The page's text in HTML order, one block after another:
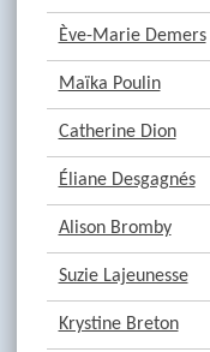
Ève-Marie Demers
Maïka Poulin
Catherine Dion
Éliane Desgagnés
Alison Bromby
Suzie Lajeunesse
Krystine Breton